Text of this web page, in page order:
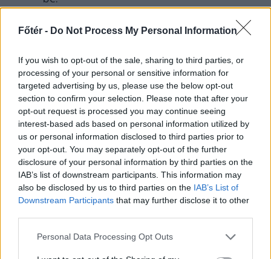
Főtér - Do Not Process My Personal Information
If you wish to opt-out of the sale, sharing to third parties, or
processing of your personal or sensitive information for
targeted advertising by us, please use the below opt-out
section to confirm your selection. Please note that after your
opt-out request is processed you may continue seeing
interest-based ads based on personal information utilized by
us or personal information disclosed to third parties prior to
your opt-out. You may separately opt-out of the further
disclosure of your personal information by third parties on the
IAB’s list of downstream participants. This information may
also be disclosed by us to third parties on the IAB’s List of
Downstream Participants that may further disclose it to other
Personal Data Processing Opt Outs
FŐTÉR
A Román Rendőrség azt
higgyenek a Román